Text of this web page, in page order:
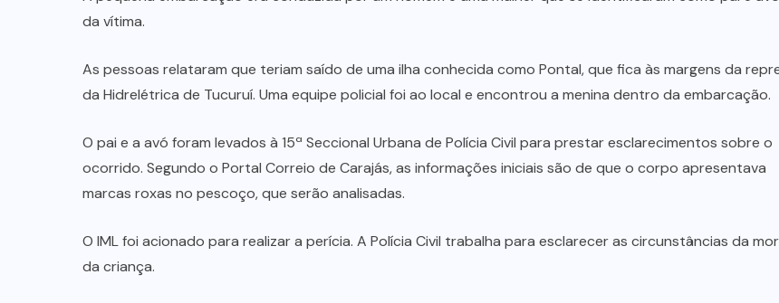
da vítima.
As pessoas relataram que teriam saído de uma ilha conhecida como Pontal, que fica às margens da
da Hidrelétrica de Tucuruí. Uma equipe policial foi ao local e encontrou a menina dentro da embarcação.
O pai e a avó foram levados à 15ª Seccional Urbana de Polícia Civil para prestar esclarecimentos sobre o
ocorrido. Segundo o Portal Correio de Carajás, as informações iniciais são de que o corpo apresentava
marcas roxas no pescoço, que serão analisadas.
O IML foi acionado para realizar a perícia. A Polícia Civil trabalha para esclarecer as circunstâncias da
da criança.